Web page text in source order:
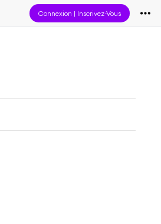
Connexion | Inscrivez-Vous